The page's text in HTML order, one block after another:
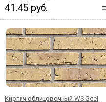
41.45 руб.
Кирпич облицовочный WS Geel